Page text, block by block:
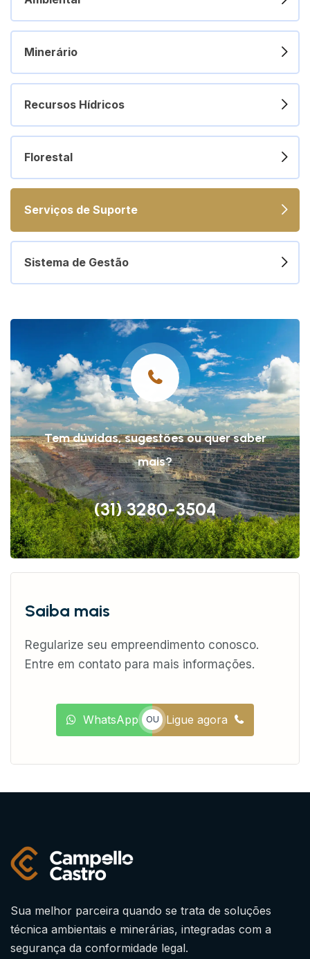
Minerário
Recursos Hídricos
Florestal
Serviços de Suporte
Sistema de Gestão
Tem dúvidas, sugestões ou quer saber
mais?
(31) 3280-3504
Saiba mais
Regularize seu empreendimento conosco.
Entre em contato para mais informações.
WhatsApp OU Ligue agora
Sua melhor parceira quando se trata de soluções
técnica ambientais e minerárias, integradas com a
segurança da conformidade legal.